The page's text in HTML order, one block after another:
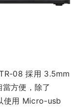
08 採用 3.5mm
方便，除了
使用 Micro-usb